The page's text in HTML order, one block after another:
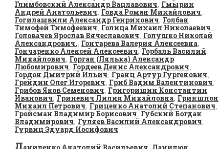
Глимбовский Александр Вацлавович, Гмырин
Андрей Анатольевич, Говда Роман Михайлович,
Гогилашвили Александр Генрихович, Голбан
Тимофей Тимофеевич, Голица Михаил Николаевич,
Головачев Ярослав Вячеславович, Голушко Николай
Александрович., Гонтарева Валерия Алексеевна,
Гончаренко Алексей Алексеевич, Горбаль Василий
Михайлович, Горган (Лялька) Александр
Любомирович, Гордеев Денис Александрович,
Гордон Дмитрий Ильич, Гранц Артур Гургенович,
Грейдин Олег Игоревич, Гриб Вадим Валентинович,
Грибов Яков Семенович, Григоришин Константин
Иванович, Гриневич Лилия Михайловна, Гриншпон
Михаил Петрович, Гриценко Анатолий Степанович,
Гройсман Владимир Борисович, Губский Богдан
Владимирович, Гуляев Василий Александрович,
Гурвиц Эдуард Иосифович
Д